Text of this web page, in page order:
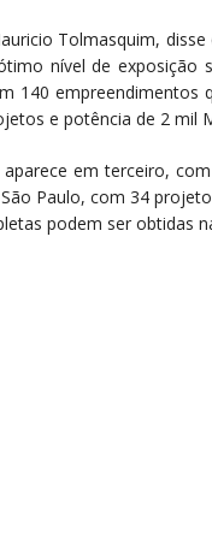
Tolmasquim,
nível de exposição
140 empreendimentos
e potência de 2 mil
em terceiro,
Paulo, com 34
podem ser obtidas